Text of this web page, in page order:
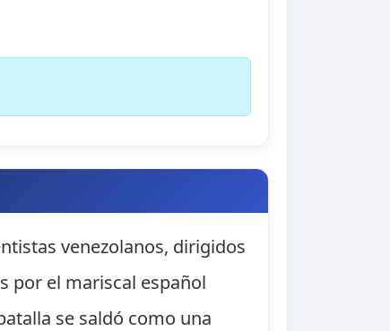
venezolanos, dirigidos
por el mariscal español
se saldó como una